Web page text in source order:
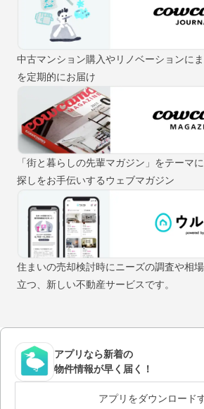
中古マンション購入やリノベーションに
を定期的にお届け
「街と暮らしの先輩マガジン」をテーマ
探しをお手伝いするウェブマガジン
住まいの売却検討時にニーズの調査や相
立つ、新しい不動産サービスです。
アプリなら新着の
物件情報が早く届く！
アプリをダウンロード